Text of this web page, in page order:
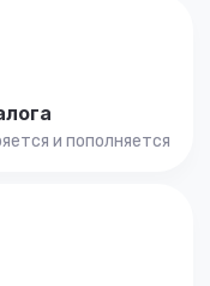
и пополняется